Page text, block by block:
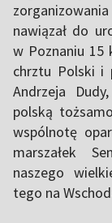
nawiązał do
w Poznaniu 15
chrztu Polski i
Andrzeja
polską
wspólnotę
marszałek
naszego
tego na